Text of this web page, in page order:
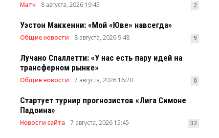
Матч 8 августа, 2026 19:45 2
Уэстон Маккенни: «Мой «Юве» навсегда»
Общие новости 8 августа, 2026 9:48 9
Лучано Спаллетти: «У нас есть пару идей на
трансферном рынке»
Общие новости 7 августа, 2026 16:20 0
Стартует турнир прогнозистов «Лига Симоне
Падоина»
Новости сайта 7 августа, 2026 15:45 32